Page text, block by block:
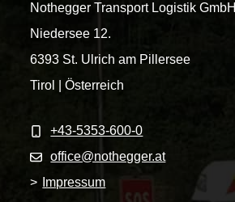
Nothegger Transport Logistik GmbH
Niedersee 12.
6393 St. Ulrich am Pillersee
Tirol | Österreich
+43-5353-600-0
office@nothegger.at
>
Impressum